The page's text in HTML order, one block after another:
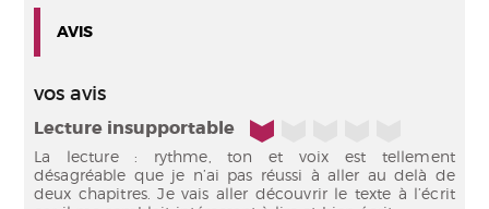
AVIS
vos avis
Lecture insupportable 1/5
La lecture : rythme, ton et voix est tellement
désagréable que je n’ai pas réussi à aller au delà de
deux chapitres. Je vais aller découvrir le texte à l’écrit